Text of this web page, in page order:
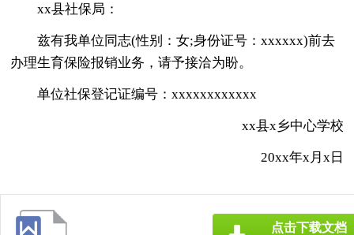
xx县社保局：
兹有我单位同志(性别：女;身份证号：xxxxxx)前去
办理生育保险报销业务，请予接洽为盼。
单位社保登记证编号：xxxxxxxxxxxx
xx县x乡中心学校
20xx年x月x日
点击下载文档